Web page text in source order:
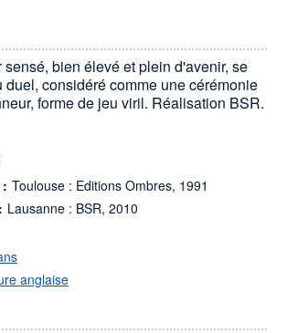
bien élevé et plein d'avenir, se
duel, considéré comme une cérémonie
forme de jeu viril. Réalisation BSR.
Toulouse : Editions Ombres, 1991
Lausanne : BSR, 2010
anglaise